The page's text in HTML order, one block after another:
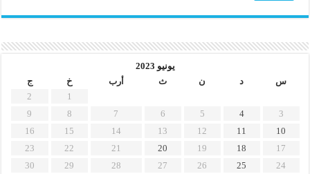
يونيو 2023
س
د ن ث أرب خ
ج
1
2
3
4
5
6
7
8
9
10
11
12
13
14
15
16
17
18
19
20
21
22
23
24
25
26
27
28
29
30